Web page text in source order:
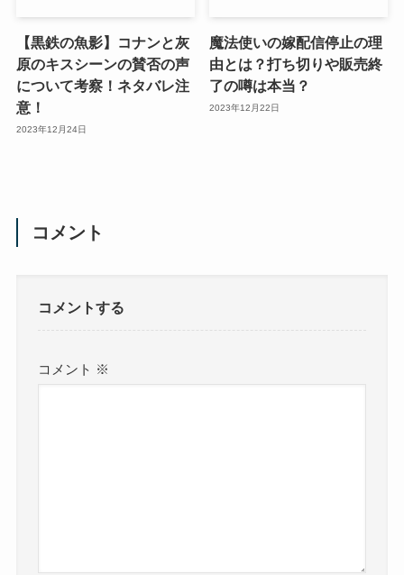
【黒鉄の魚影】コナンと灰
原のキスシーンの賛否の声
について考察！ネタバレ注
意！
2023年12月24日
魔法使いの嫁配信停止の理
由とは？打ち切りや販売終
了の噂は本当？
2023年12月22日
コメント
コメントする
コメント ※